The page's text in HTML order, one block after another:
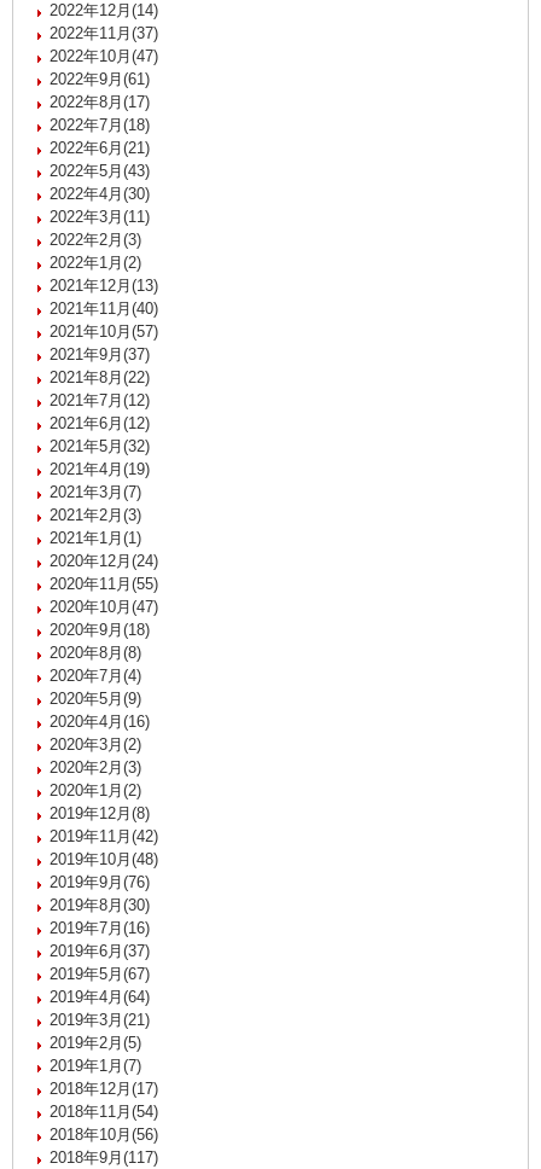
2022年12月(14)
2022年11月(37)
2022年10月(47)
2022年9月(61)
2022年8月(17)
2022年7月(18)
2022年6月(21)
2022年5月(43)
2022年4月(30)
2022年3月(11)
2022年2月(3)
2022年1月(2)
2021年12月(13)
2021年11月(40)
2021年10月(57)
2021年9月(37)
2021年8月(22)
2021年7月(12)
2021年6月(12)
2021年5月(32)
2021年4月(19)
2021年3月(7)
2021年2月(3)
2021年1月(1)
2020年12月(24)
2020年11月(55)
2020年10月(47)
2020年9月(18)
2020年8月(8)
2020年7月(4)
2020年5月(9)
2020年4月(16)
2020年3月(2)
2020年2月(3)
2020年1月(2)
2019年12月(8)
2019年11月(42)
2019年10月(48)
2019年9月(76)
2019年8月(30)
2019年7月(16)
2019年6月(37)
2019年5月(67)
2019年4月(64)
2019年3月(21)
2019年2月(5)
2019年1月(7)
2018年12月(17)
2018年11月(54)
2018年10月(56)
2018年9月(117)